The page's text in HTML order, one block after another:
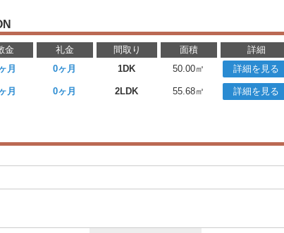
金 礼金 間取り 面積 詳細
月 0ヶ月 1DK 50.00㎡ 詳細を見る
月 0ヶ月 2LDK 55.68㎡ 詳細を見る